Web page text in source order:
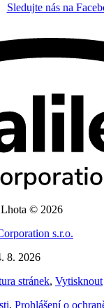
Sledujte nás na
© 2026
s.r.o.
8. 2026
stránek, Vytisknout
, Prohlášení o